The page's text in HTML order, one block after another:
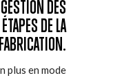
DES
DE LA
FABRICATION.
plus en mode